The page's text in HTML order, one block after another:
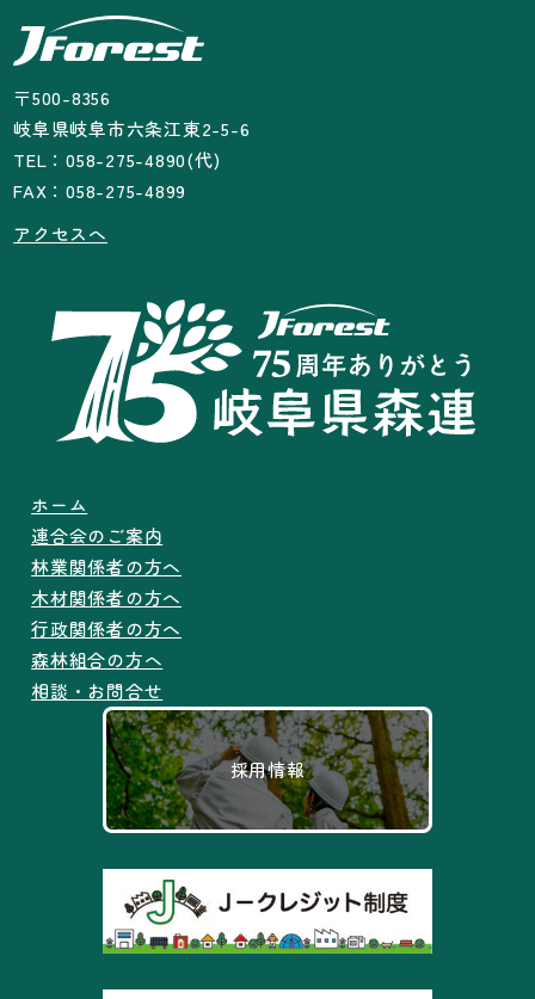
〒500-8356
岐阜県岐阜市六条江東2-5-6
TEL：058-275-4890(代)
FAX：058-275-4899
アクセスへ
ホーム
連合会のご案内
林業関係者の方へ
木材関係者の方へ
行政関係者の方へ
森林組合の方へ
相談・お問合せ
採用情報